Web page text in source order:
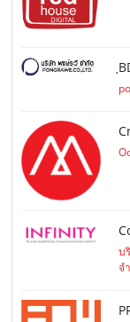
บ
จ